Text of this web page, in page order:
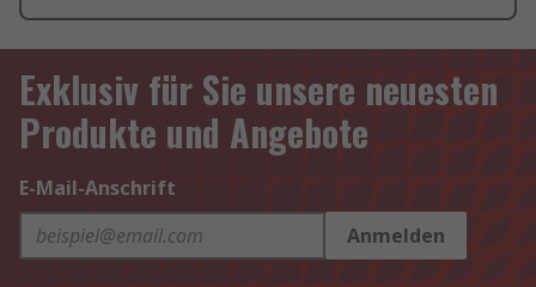
Exklusiv für Sie unsere neuesten
Produkte und Angebote
E-Mail-Anschrift
Anmelden